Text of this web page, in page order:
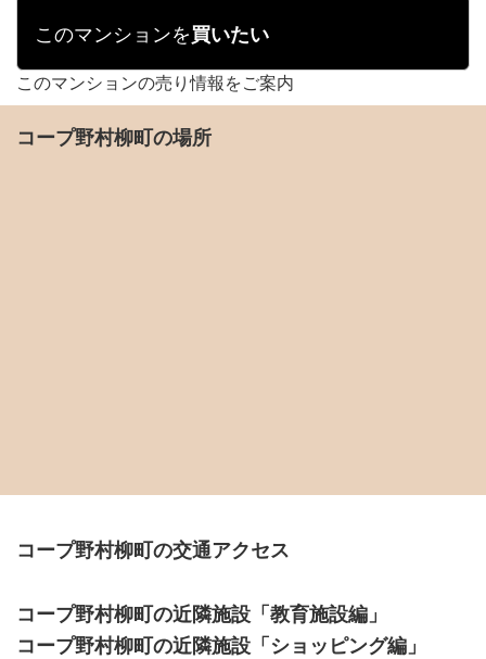
このマンションを買いたい
このマンションの売り情報をご案内
コープ野村柳町の場所
コープ野村柳町の交通アクセス
コープ野村柳町の近隣施設「教育施設編」
コープ野村柳町の近隣施設「ショッピング編」